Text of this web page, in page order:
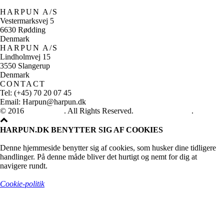
HARPUN A/S
Vestermarksvej 5
6630 Rødding
Denmark
HARPUN A/S
Lindholmvej 15
3550 Slangerup
Denmark
CONTACT
Tel: (+45) 70 20 07 45
Email: Harpun@harpun.dk
© 2016
. All Rights Reserved. .
HARPUN.DK BENYTTER SIG AF COOKIES
Denne hjemmeside benytter sig af cookies, som husker dine tidligere
handlinger. På denne måde bliver det hurtigt og nemt for dig at
navigere rundt.
Cookie-politik